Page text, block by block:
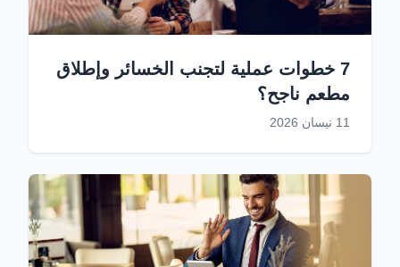
7 ​خطوات عملية لتجنب الخسائر وإطلاق
مطعم ناجح؟
11 نيسان 2026